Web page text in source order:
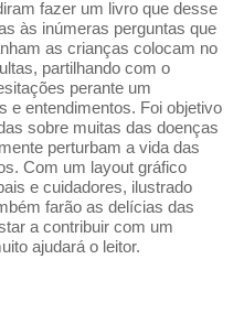
fazer um livro que desse
às inúmeras perguntas que
as crianças colocam no
partilhando com o
perante um
e entendimentos. Foi objetivo
sobre muitas das doenças
perturbam a vida das
Com um layout gráfico
e cuidadores, ilustrado
farão as delícias das
a contribuir com um
ajudará o leitor.